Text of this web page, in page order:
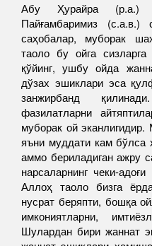
Абу Ҳурайра (р.а.)
Пайғамбаримиз (с.а.в.)
саҳобалар, муборак
таоло бу ойга
қўйинг, ушбу ойда
дўзах эшиклари эса
занжирбанд
фазилатларни
муборак ой
яъни муддати кам бўлса
аммо бериладиган ажру
нарсаларнинг чеки-
Аллоҳ таоло бизга
нусрат беряпти, бошқа
имкониятларни,
Шулардан бири жаннат